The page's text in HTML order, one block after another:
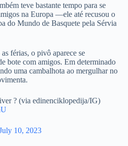
teve bastante tempo para se
na Europa —ele até recusou o
do Mundo de Basquete pela Sérvia
férias, o pivô aparece se
bote com amigos. Em determinado
uma cambalhota ao mergulhar no
? (via edinenciklopedija/IG)
10, 2023